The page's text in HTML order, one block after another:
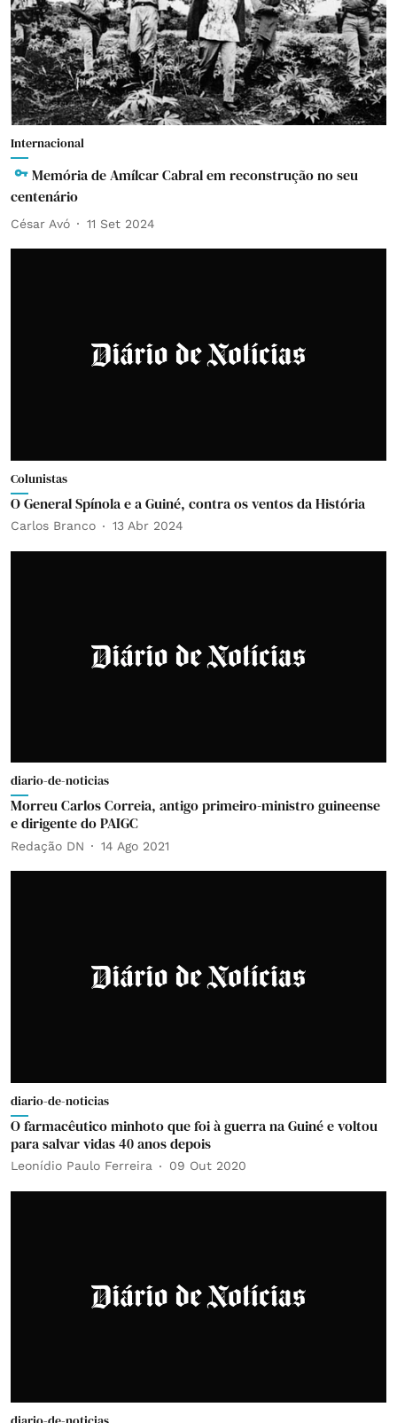
Internacional
Memória de Amílcar Cabral em reconstrução no seu
centenário
César Avó 11 Set 2024
Colunistas
O General Spínola e a Guiné, contra os ventos da História
Carlos Branco 13 Abr 2024
diario-de-noticias
Morreu Carlos Correia, antigo primeiro-ministro guineense
e dirigente do PAIGC
Redação DN 14 Ago 2021
diario-de-noticias
O farmacêutico minhoto que foi à guerra na Guiné e voltou
para salvar vidas 40 anos depois
Leonídio Paulo Ferreira 09 Out 2020